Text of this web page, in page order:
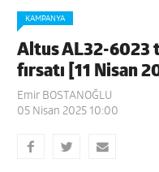
KAMPANYA
Altus AL32-6023
fırsatı [11 Nisan
Emir BOSTANOĞLU
05 Nisan 2025 10:00